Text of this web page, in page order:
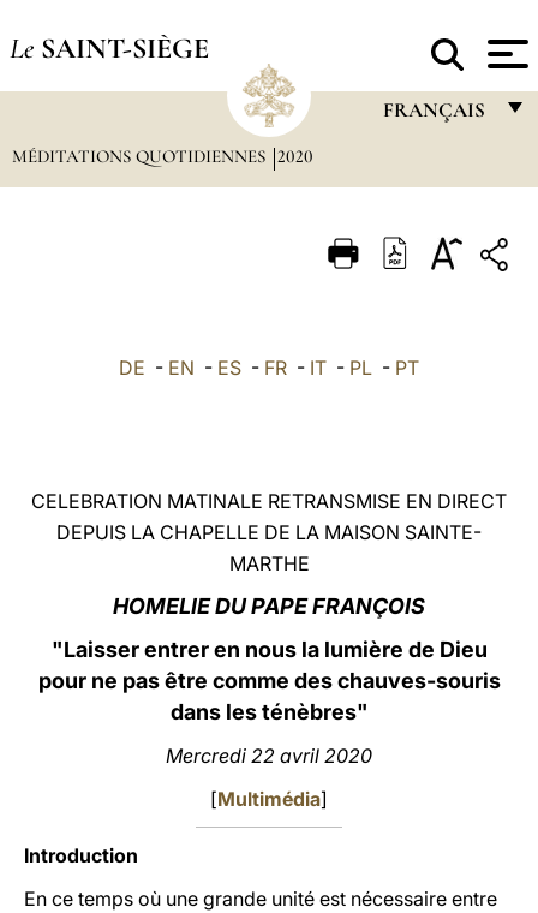
Le SAINT-SIÈGE
FRANÇAIS
ITALIANO
中文
MÉDITATIONS QUOTIDIENNES 2020
DE - EN - ES - FR - IT - PL - PT
CELEBRATION MATINALE RETRANSMISE EN DIRECT
DEPUIS LA CHAPELLE DE LA MAISON SAINTE-
MARTHE
HOMELIE DU PAPE FRANÇOIS
"Laisser entrer en nous la lumière de Dieu
pour ne pas être comme deschauves-souris
dans les ténèbres"
Mercredi 22 avril 2020
[Multimédia]
Introduction
En ce temps où une grande unité est nécessaire entre